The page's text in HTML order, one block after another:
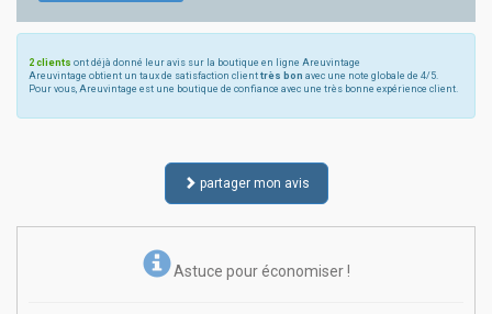
2 clients ont déjà donné leur avis sur la boutique en ligne Areuvintage
Areuvintage obtient un taux de satisfaction client très bon avec une note globale de 4/5.
Pour vous, Areuvintage est une boutique de confiance avec une très bonne expérience client.
partager mon avis
Astuce pour économiser !